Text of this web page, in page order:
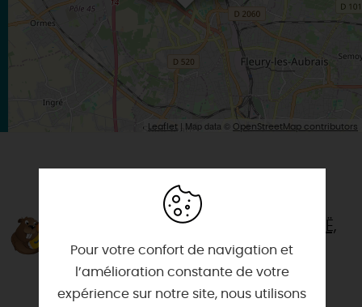
Leaflet | Map data © OpenStreetMap contributors
VOUS AIMEREZ AUSSI
AVENTURE OUTDOOR - CANOË,
KAYAK, STAND UP PADDLE,
BIVOUAC EN LOIRE
Pour votre confort de navigation et
l’amélioration constante de votre
expérience sur notre site, nous utilisons